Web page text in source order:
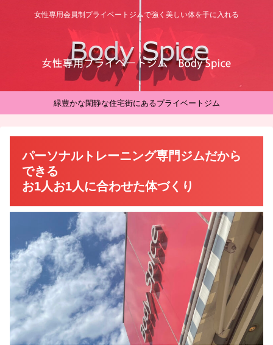
女性専用会員制プライベートジムで強く美しい体を手に入れる
緑豊かな閑静な住宅街にあるプライベートジム
パーソナルトレーニング専門ジムだから
できる
お1人お1人に合わせた体づくり